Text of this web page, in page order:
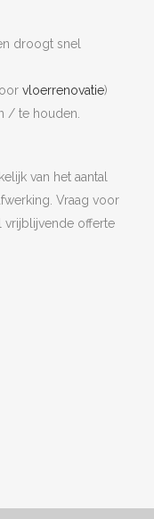
droogt snel
vloerrenovatie)
/ te houden.
van het aantal
Vraag voor
vrijblijvende offerte